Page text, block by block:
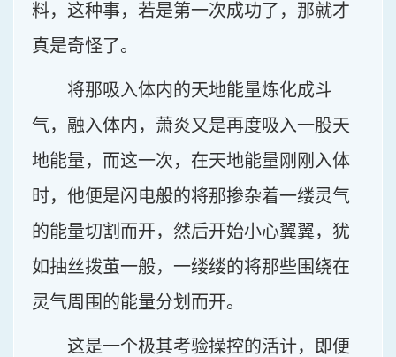
料，这种事，若是第一次成功了，那就才
真是奇怪了。
将那吸入体内的天地能量炼化成斗
气，融入体内，萧炎又是再度吸入一股天
地能量，而这一次，在天地能量刚刚入体
时，他便是闪电般的将那掺杂着一缕灵气
的能量切割而开，然后开始小心翼翼，犹
如抽丝拨茧一般，一缕缕的将那些围绕在
灵气周围的能量分划而开。
这是一个极其考验操控的活计，即便